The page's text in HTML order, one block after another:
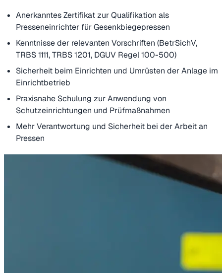
Anerkanntes Zertifikat zur Qualifikation als
Presseneinrichter für Gesenkbiegepressen
Kenntnisse der relevanten Vorschriften (BetrSichV,
TRBS 1111, TRBS 1201, DGUV Regel 100-500)
Sicherheit beim Einrichten und Umrüsten der Anlage im
Einrichtbetrieb
Praxisnahe Schulung zur Anwendung von
Schutzeinrichtungen und Prüfmaßnahmen
Mehr Verantwortung und Sicherheit bei der Arbeit an
Pressen